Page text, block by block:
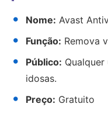
Nome: Avast
Função: Remova
Público:
idosas.
Preço: Gratuito